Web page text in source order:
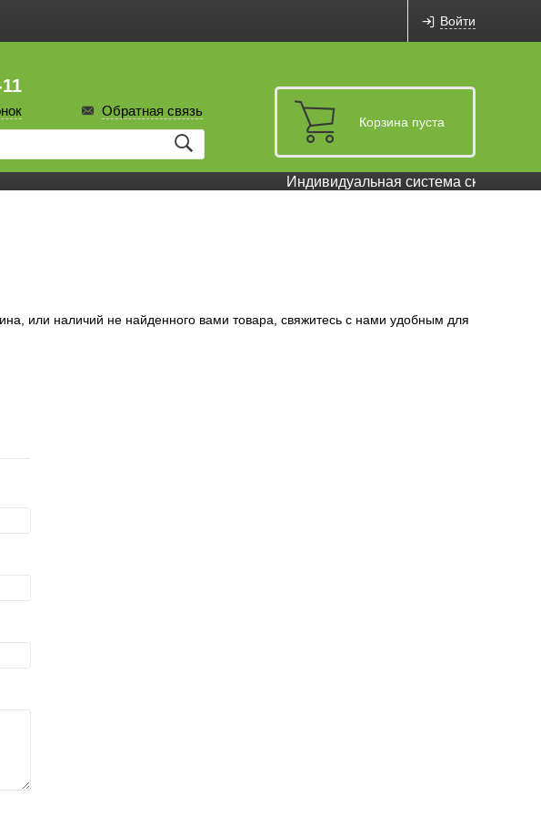
Войти
Обратная связь
Корзина пуста
Индивидуальная система скидок и
или наличий не найденного вами товара, свяжитесь с нами удобным для